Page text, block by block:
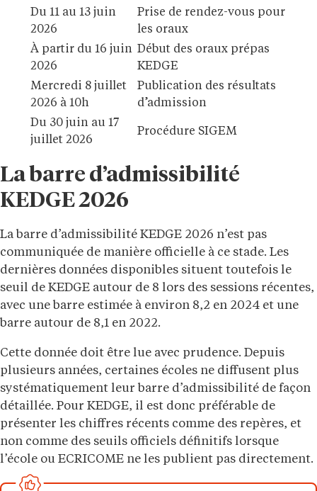
Du 11 au 13 juin
2026
Prise de rendez-vous pour
les oraux
À partir du 16 juin
2026
Début des oraux prépas
KEDGE
Mercredi 8 juillet
2026 à 10h
Publication des résultats
d’admission
Du 30 juin au 17
juillet 2026
Procédure SIGEM
La barre d’admissibilité
KEDGE 2026
La barre d’admissibilité KEDGE 2026 n’est pas
communiquée de manière officielle à ce stade. Les
dernières données disponibles situent toutefois le
seuil de KEDGE autour de 8 lors des sessions récentes,
avec une barre estimée à environ 8,2 en 2024 et une
barre autour de 8,1 en 2022.
Cette donnée doit être lue avec prudence. Depuis
plusieurs années, certaines écoles ne diffusent plus
systématiquement leur barre d’admissibilité de façon
détaillée. Pour KEDGE, il est donc préférable de
présenter les chiffres récents comme des repères, et
non comme des seuils officiels définitifs lorsque
l’école ou ECRICOME ne les publient pas directement.